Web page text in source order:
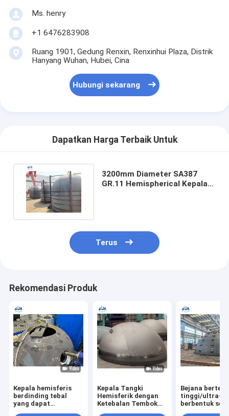
Ms. henry
+1 6476283908
Ruang 1901, Gedung Renxin, Renxinhui Plaza, Distrik
Hanyang Wuhan, Hubei, Cina
Hubungi sekarang
Dapatkan Harga Terbaik Untuk
3200mm Diameter SA387
GR.11 Hemispherical Kepala
Terus
Rekomendasi Produk
Kepala hemisferis
berdinding tebal
yang dapat
Kepala Tangki
Hemisferik dengan
Ketebalan Tembok
Bejana
tinggi/ultra-
berbentuk